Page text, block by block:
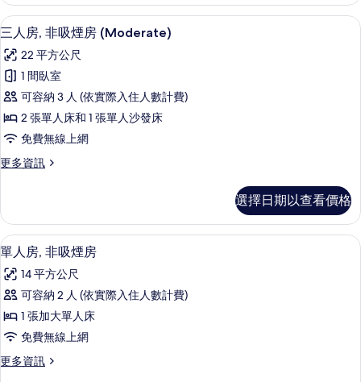
的
所
有
相
片
非
吸
房
(Moderate)
的
詳
情
顯
示
三
人
房,
非
煙
(Moderate)
的
所
有
相
片
三人房, 非吸煙房 (Moderate) | 客房
6
三人房, 非吸煙房 (Moderate)
22 平方公尺
1 間臥室
可容納 3 人 (依實際入住人數計費)
2 張單人床和 1 張單人沙發床
免費無線上網
更多資訊
更
房,
非
吸
房
(Moderate)
詳
情
選擇日期以查看價格
顯
示
單
人
房,
吸
單人房, 非吸煙房 | 客房內保險箱、書
6
單人房, 非吸煙房
14 平方公尺
可容納 2 人 (依實際入住人數計費)
1 張加大單人床
免費無線上網
更多資訊
更